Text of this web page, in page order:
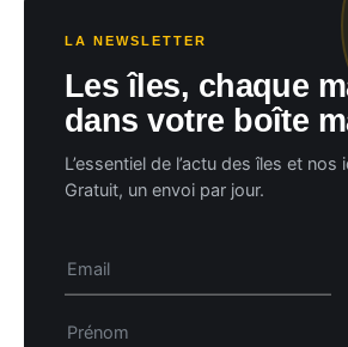
LA NEWSLETTER
Les îles, chaque
dans votre boîte
L’essentiel de l’actu des îles et nos
Gratuit, un envoi par jour.